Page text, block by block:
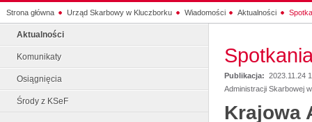
Strona główna Urząd Skarbowy w Kluczborku Wiadomości Aktualności
Aktualności
Komunikaty
Osiągnięcia
Środy z KSeF
Publikacja: 2023.11.24
Administracji Skarbowej
Krajowa